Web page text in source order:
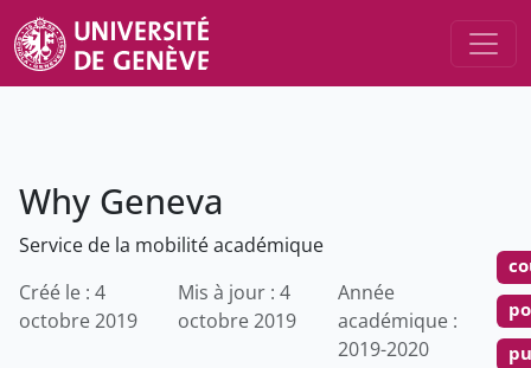
Why Geneva
Service de la mobilité académique
Créé le : 4
octobre 2019
Mis à jour : 4
octobre 2019
Année
académique :
2019-2020